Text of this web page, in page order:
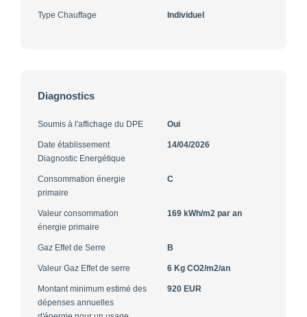
Type Chauffage Individuel
Diagnostics
Soumis à l'affichage du DPE Oui
Date établissement
Diagnostic Energétique
14/04/2026
Consommation énergie
primaire
C
Valeur consommation
énergie primaire
169 kWh/m2 par an
Gaz Effet de Serre B
Valeur Gaz Effet de serre 6 Kg CO2/m2/an
Montant minimum estimé des
dépenses annuelles
920 EUR